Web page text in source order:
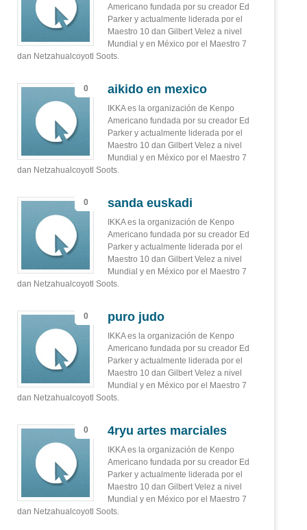
Americano fundada por su creador Ed
Parker y actualmente liderada por el
Maestro 10 dan Gilbert Velez a nivel
Mundial y en México por el Maestro 7
dan Netzahualcoyotl Soots.
0 aikido en mexico
IKKA es la organización de Kenpo
Americano fundada por su creador Ed
Parker y actualmente liderada por el
Maestro 10 dan Gilbert Velez a nivel
Mundial y en México por el Maestro 7
dan Netzahualcoyotl Soots.
0 sanda euskadi
IKKA es la organización de Kenpo
Americano fundada por su creador Ed
Parker y actualmente liderada por el
Maestro 10 dan Gilbert Velez a nivel
Mundial y en México por el Maestro 7
dan Netzahualcoyotl Soots.
0 puro judo
IKKA es la organización de Kenpo
Americano fundada por su creador Ed
Parker y actualmente liderada por el
Maestro 10 dan Gilbert Velez a nivel
Mundial y en México por el Maestro 7
dan Netzahualcoyotl Soots.
0 4ryu artes marciales
IKKA es la organización de Kenpo
Americano fundada por su creador Ed
Parker y actualmente liderada por el
Maestro 10 dan Gilbert Velez a nivel
Mundial y en México por el Maestro 7
dan Netzahualcoyotl Soots.